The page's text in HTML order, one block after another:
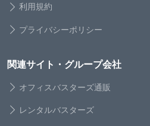
利用規約
プライバシーポリシー
関連サイト・グループ会社
オフィスバスターズ通販
レンタルバスターズ